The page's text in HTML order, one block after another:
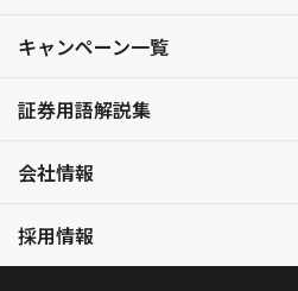
キャンペーン一覧
証券用語解説集
会社情報
採用情報